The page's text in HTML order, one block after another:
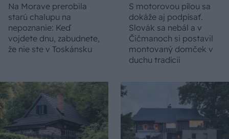
Na Morave prerobila
starú chalupu na
nepoznanie: Keď
vojdete dnu, zabudnete,
že nie ste v Toskánsku
S motorovou pílou sa
dokáže aj podpísať.
Slovák sa nebál a v
Čičmanoch si postavil
montovaný domček v
duchu tradícií